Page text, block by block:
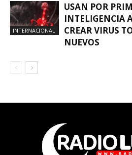
INTERNACIONAL
USAN POR
INTELIGENCIA
CREAR VIRUS
NUEVOS